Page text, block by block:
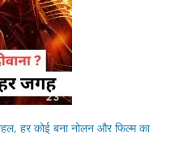
हर कोई बना नोलन और फिल्म का